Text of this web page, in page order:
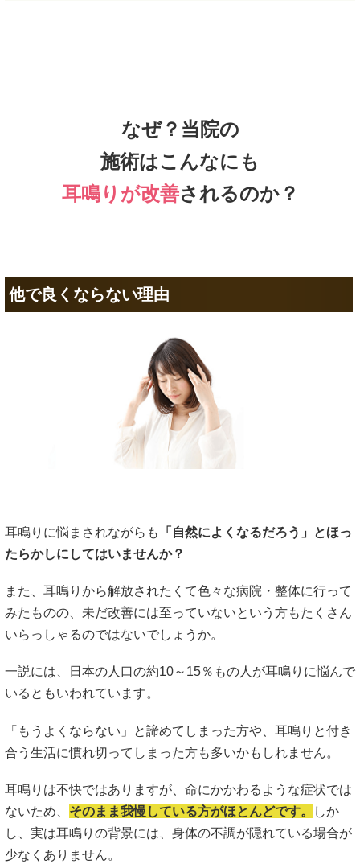
なぜ？当院の
施術はこんなにも
耳鳴りが改善されるのか？
他で良くならない理由
耳鳴りに悩まされながらも
「自然によくなるだろう」とほっ
たらかしにしてはいませんか？
また、耳鳴りから解放されたくて色々な病院・整体に行って
みたものの、未だ改善には至っていないという方もたくさん
いらっしゃるのではないでしょうか。
一説には、日本の人口の約10～15％もの人が耳鳴りに悩んで
いるともいわれています。
「もうよくならない」と諦めてしまった方や、耳鳴りと付き
合う生活に慣れ切ってしまった方も多いかもしれません。
耳鳴りは不快ではありますが、命にかかわるような症状では
ないため、 そのまま我慢している方がほとんどです。
しか
し、実は耳鳴りの背景には、身体の不調が隠れている場合が
少なくありません。